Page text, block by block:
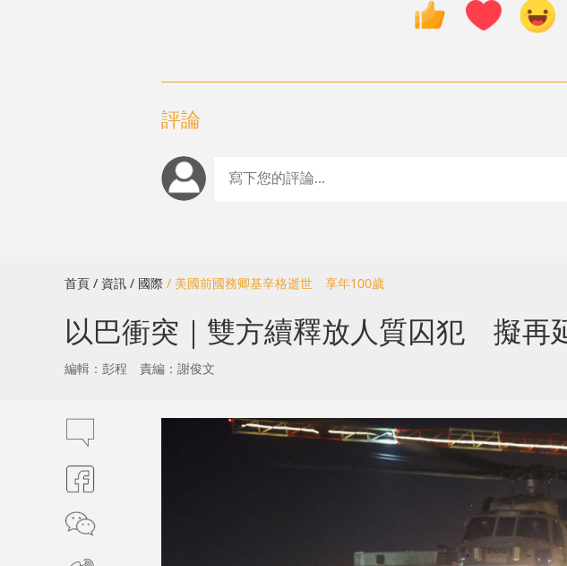
評論
首頁 / 資訊 / 國際 / 美國前國務卿基辛格逝世 享年100歲
以巴衝突｜雙方續釋放人質囚犯 擬再
編輯：彭程 責編：謝俊文